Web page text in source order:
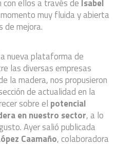
con ellos a través de Isabel
muy fluida y abierta
de mejora.
nueva plataforma de
las diversas empresas
la madera, nos propusieron
de actualidad en la
sobre el potencial
en nuestro sector, a lo
Ayer salió publicada
Caamaño, colaboradora